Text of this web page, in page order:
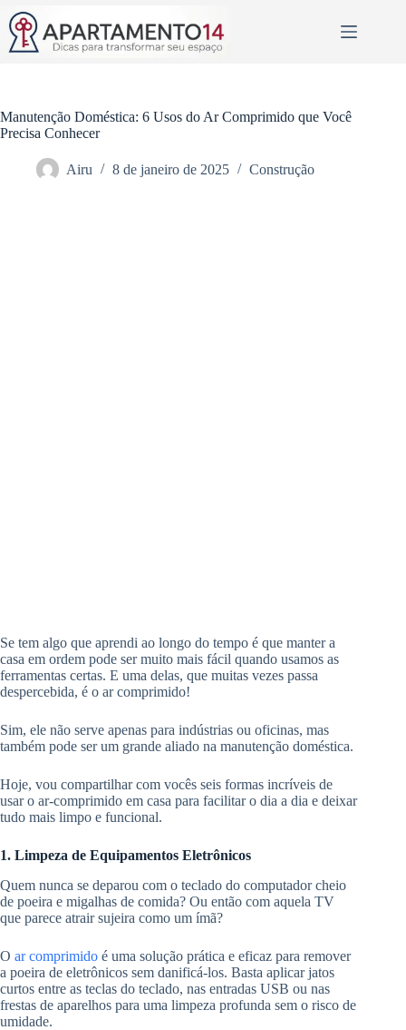
para
conteúdo
Manutenção Doméstica: 6 Usos do Ar Comprimido que Você
Precisa Conhecer
Airu 8 de janeiro de 2025 Construção
Se tem algo que aprendi ao longo do tempo é que manter a
casa em ordem pode ser muito mais fácil quando usamos as
ferramentas certas. E uma delas, que muitas vezes passa
despercebida, é o ar comprimido!
Sim, ele não serve apenas para indústrias ou oficinas, mas
também pode ser um grande aliado na manutenção doméstica.
Hoje, vou compartilhar com vocês seis formas incríveis de
usar o ar-comprimido em casa para facilitar o dia a dia e deixar
tudo mais limpo e funcional.
1. Limpeza de Equipamentos Eletrônicos
Quem nunca se deparou com o teclado do computador cheio
de poeira e migalhas de comida? Ou então com aquela TV
que parece atrair sujeira como um ímã?
O ar comprimido é uma solução prática e eficaz para remover
a poeira de eletrônicos sem danificá-los. Basta aplicar jatos
curtos entre as teclas do teclado, nas entradas USB ou nas
frestas de aparelhos para uma limpeza profunda sem o risco de
umidade.